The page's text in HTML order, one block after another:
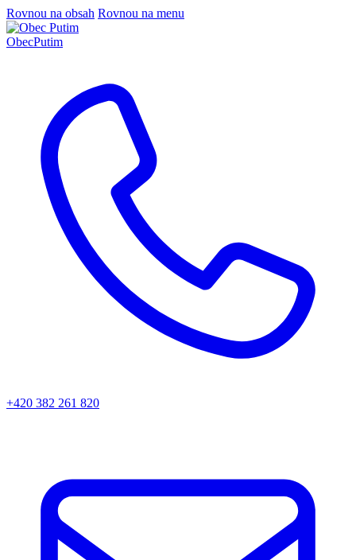
Rovnou na obsah Rovnou na menu
ObecPutim
+420 382 261 820